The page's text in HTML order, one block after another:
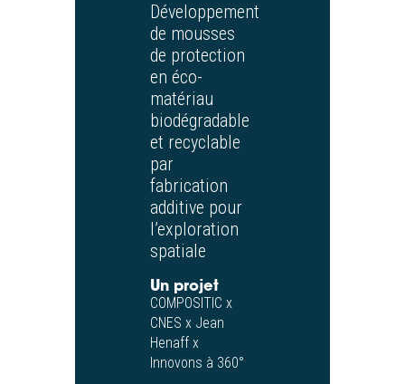
Développement
de mousses
de protection
en éco-
matériau
biodégradable
et recyclable
par
fabrication
additive pour
l’exploration
spatiale
Un projet
COMPOSITIC x
CNES x Jean
Henaff x
Innovons à 360°